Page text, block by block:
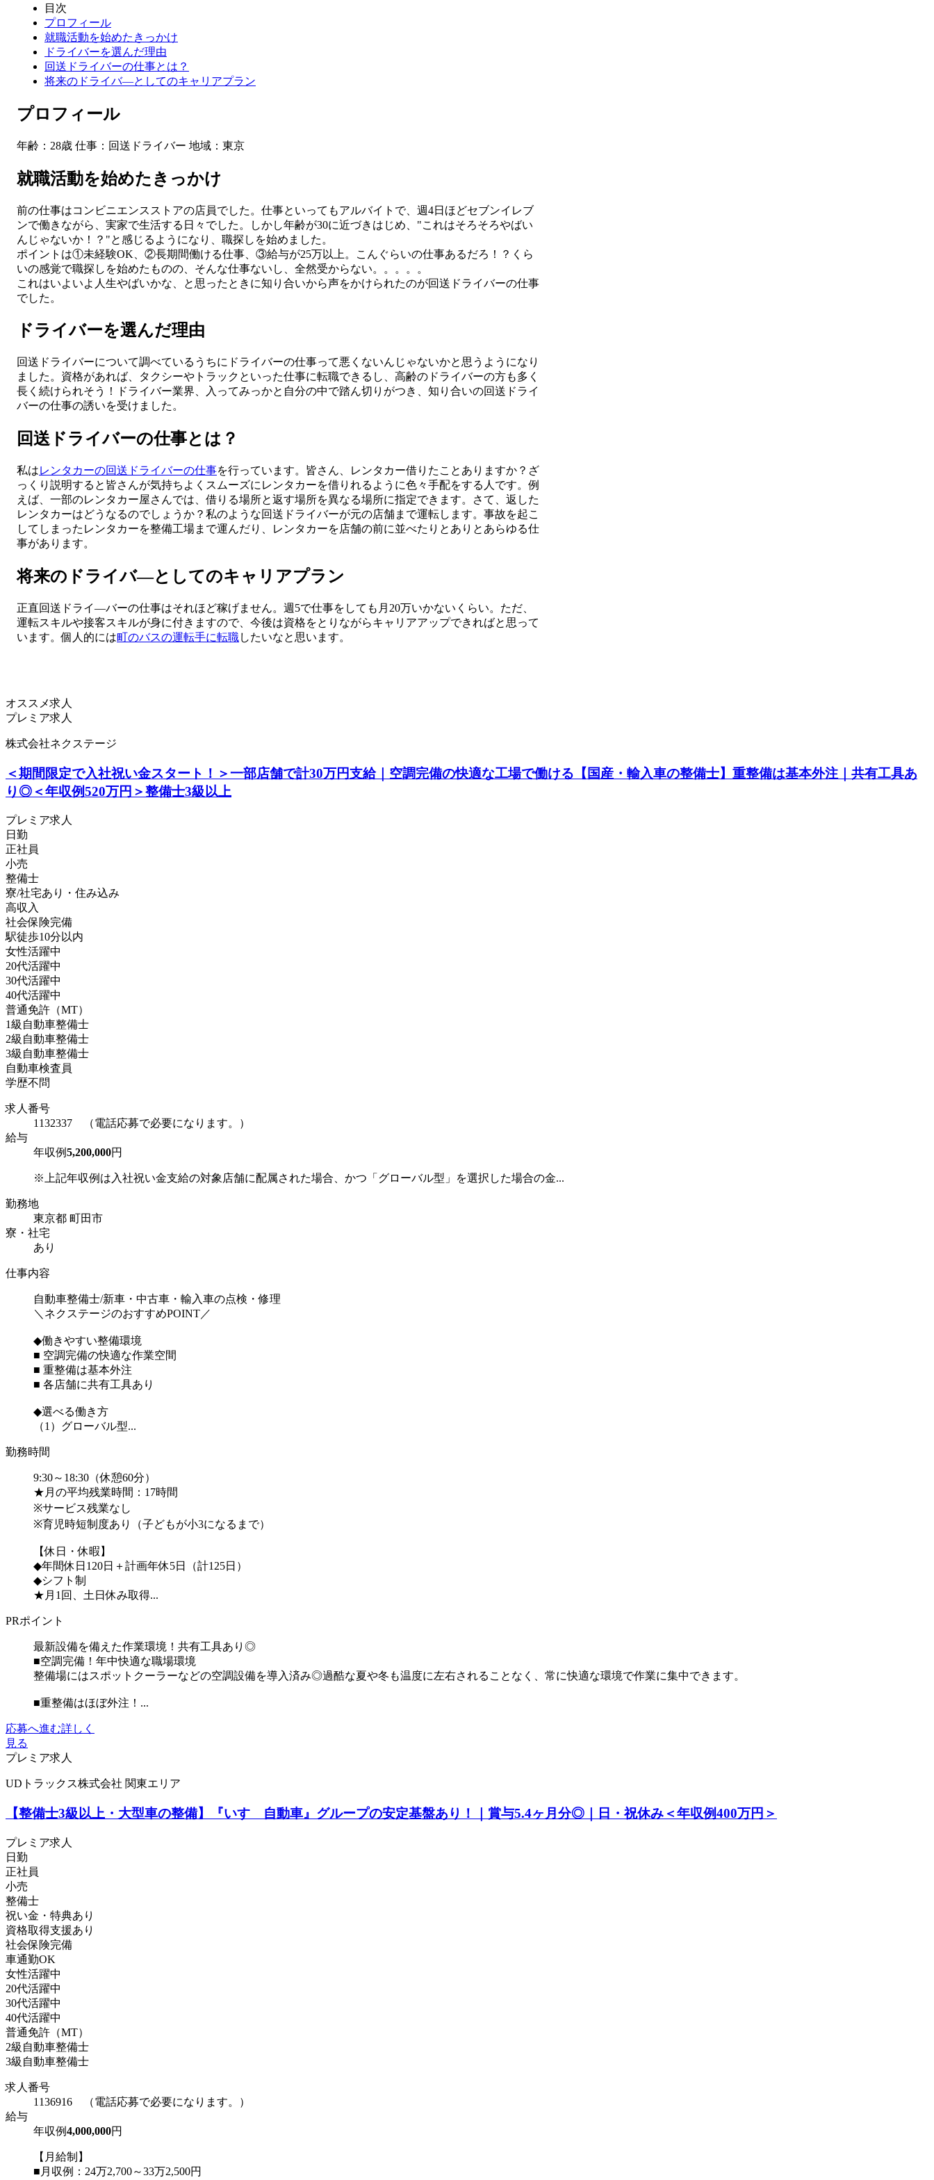
目次
プロフィール
就職活動を始めたきっかけ
ドライバーを選んだ理由
回送ドライバーの仕事とは？
将来のドライバ―としてのキャリアプラン
プロフィール
年齢：28歳 仕事：回送ドライバー 地域：東京
就職活動を始めたきっかけ
前の仕事はコンビニエンスストアの店員でした。仕事といってもアルバイトで、週4日ほどセブンイレブ
ンで働きながら、実家で生活する日々でした。しかし年齢が30に近づきはじめ、"これはそろそろやばい
んじゃないか！？"と感じるようになり、職探しを始めました。
ポイントは①未経験OK、②長期間働ける仕事、③給与が25万以上。こんぐらいの仕事あるだろ！？くら
いの感覚で職探しを始めたものの、そんな仕事ないし、全然受からない。。。。。
これはいよいよ人生やばいかな、と思ったときに知り合いから声をかけられたのが回送ドライバーの仕事
でした。
ドライバーを選んだ理由
回送ドライバーについて調べているうちにドライバーの仕事って悪くないんじゃないかと思うようになり
ました。資格があれば、タクシーやトラックといった仕事に転職できるし、高齢のドライバーの方も多く
長く続けられそう！ドライバー業界、入ってみっかと自分の中で踏ん切りがつき、知り合いの回送ドライ
バーの仕事の誘いを受けました。
回送ドライバーの仕事とは？
私はレンタカーの回送ドライバーの仕事を行っています。皆さん、レンタカー借りたことありますか？ざ
っくり説明すると皆さんが気持ちよくスムーズにレンタカーを借りれるように色々手配をする人です。例
えば、一部のレンタカー屋さんでは、借りる場所と返す場所を異なる場所に指定できます。さて、返した
レンタカーはどうなるのでしょうか？私のような回送ドライバーが元の店舗まで運転します。事故を起こ
してしまったレンタカーを整備工場まで運んだり、レンタカーを店舗の前に並べたりとありとあらゆる仕
事があります。
将来のドライバ―としてのキャリアプラン
正直回送ドライ―バーの仕事はそれほど稼げません。週5で仕事をしても月20万いかないくらい。ただ、
運転スキルや接客スキルが身に付きますので、今後は資格をとりながらキャリアアップできればと思って
います。個人的には町のバスの運転手に転職したいなと思います。
オススメ求人
プレミア求人
株式会社ネクステージ
＜期間限定で入社祝い金スタート！＞一部店舗で計30万円支給｜空調完備の快適な工場で働ける【国産・輸入車の整備士】重整備は基本外注｜共有工具あ
り◎＜年収例520万円＞整備士3級以上
プレミア求人
日勤
正社員
小売
整備士
寮/社宅あり・住み込み
高収入
社会保険完備
駅徒歩10分以内
女性活躍中
20代活躍中
30代活躍中
40代活躍中
普通免許（MT）
1級自動車整備士
2級自動車整備士
3級自動車整備士
自動車検査員
学歴不問
求人番号
1132337 （電話応募で必要になります。）
給与
年収例5,200,000円
※上記年収例は入社祝い金支給の対象店舗に配属された場合、かつ「グローバル型」を選択した場合の金...
勤務地
東京都 町田市
寮・社宅
あり
仕事内容
自動車整備士/新車・中古車・輸入車の点検・修理
＼ネクステージのおすすめPOINT／
◆働きやすい整備環境
■ 空調完備の快適な作業空間
■ 重整備は基本外注
■ 各店舗に共有工具あり
◆選べる働き方
（1）グローバル型...
勤務時間
9:30～18:30（休憩60分）
★月の平均残業時間：17時間
※サービス残業なし
※育児時短制度あり（子どもが小3になるまで）
【休日・休暇】
◆年間休日120日＋計画年休5日（計125日）
◆シフト制
★月1回、土日休み取得...
PRポイント
最新設備を備えた作業環境！共有工具あり◎
■空調完備！年中快適な職場環境
整備場にはスポットクーラーなどの空調設備を導入済み◎過酷な夏や冬も温度に左右されることなく、常に快適な環境で作業に集中できます。
■重整備はほぼ外注！...
応募へ進む詳しく
見る
プレミア求人
UDトラックス株式会社 関東エリア
【整備士3級以上・大型車の整備】『いすゞ自動車』グループの安定基盤あり！｜賞与5.4ヶ月分◎｜日・祝休み＜年収例400万円＞
プレミア求人
日勤
正社員
小売
整備士
祝い金・特典あり
資格取得支援あり
社会保険完備
車通勤OK
女性活躍中
20代活躍中
30代活躍中
40代活躍中
普通免許（MT）
2級自動車整備士
3級自動車整備士
求人番号
1136916 （電話応募で必要になります。）
給与
年収例4,000,000円
【月給制】
■月収例：24万2,700～33万2,500円